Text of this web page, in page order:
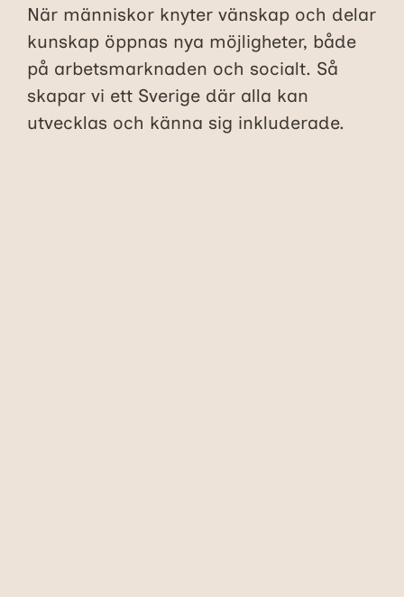
När människor knyter vänskap och delar
kunskap öppnas nya möjligheter, både
på arbetsmarknaden och socialt. Så
skapar vi ett Sverige där alla kan
utvecklas och känna sig inkluderade.